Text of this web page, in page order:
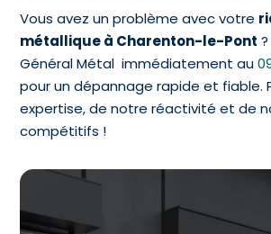
Vous avez un problème avec votre
métallique à Charenton-le-Pont
Général Métal immédiatement au
pour un dépannage rapide et fiable.
expertise, de notre réactivité et de
compétitifs !